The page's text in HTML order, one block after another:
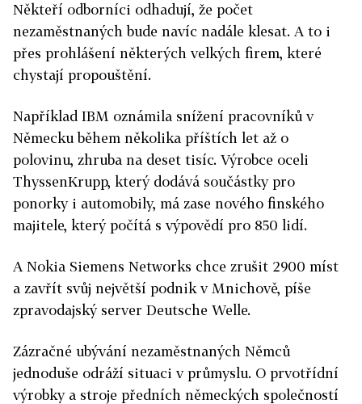
Někteří odborníci odhadují, že počet
nezaměstnaných bude navíc nadále klesat. A to i
přes prohlášení některých velkých firem, které
chystají propouštění.
Například IBM oznámila snížení pracovníků v
Německu během několika příštích let až o
polovinu, zhruba na deset tisíc. Výrobce oceli
ThyssenKrupp, který dodává součástky pro
ponorky i automobily, má zase nového finského
majitele, který počítá s výpovědí pro 850 lidí.
A Nokia Siemens Networks chce zrušit 2900 míst
a zavřít svůj největší podnik v Mnichově, píše
zpravodajský server Deutsche Welle.
Zázračné ubývání nezaměstnaných Němců
jednoduše odráží situaci v průmyslu. O prvotřídní
výrobky a stroje předních německých společností